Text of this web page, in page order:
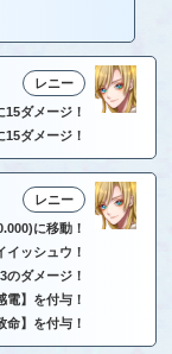
レニー
15ダメージ！
15ダメージ！
レニー
に移動！
イッシュウ！
のダメージ！
電】を付与！
命】を付与！